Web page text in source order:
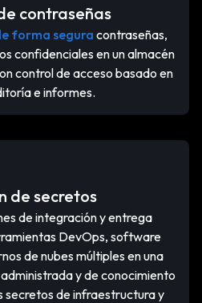
contraseñas
forma segura contraseñas,
confidenciales en un almacén
control de acceso basado en
e informes.
de secretos
de integración y entrega
DevOps, software
de nubes múltiples en una
y de conocimiento
secretos de infraestructura y